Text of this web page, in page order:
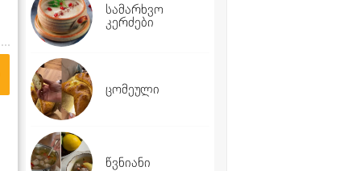
სამარხვო
კერძები
ცომეული
წვნიანი